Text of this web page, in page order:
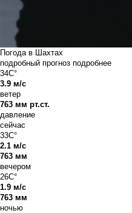
Погода в Шахтах
подробный прогноз подробнее
34C°
3.9 м/с
ветер
763 мм рт.ст.
давление
сейчас
33C°
2.1 м/с
763 мм
вечером
26C°
1.9 м/с
763 мм
ночью